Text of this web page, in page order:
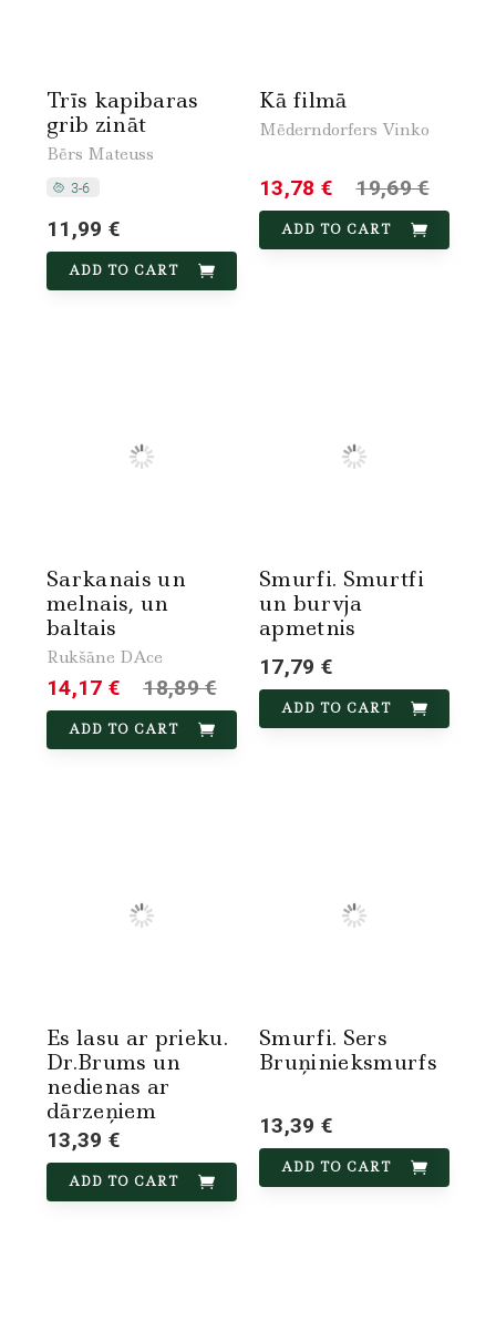
Trīs kapibaras
grib zināt
Bērs Mateuss
11,99 €
ADD TO CART
Kā filmā
Mēderndorfers Vinko
13,78 € 19,69 €
ADD TO CART
Sarkanais un
melnais, un
baltais
Rukšāne DAce
14,17 € 18,89 €
ADD TO CART
Smurfi. Smurtfi
un burvja
apmetnis
17,79 €
ADD TO CART
Es lasu ar prieku.
Dr.Brums un
nedienas ar
dārzeņiem
13,39 €
ADD TO CART
Smurfi. Sers
Bruņinieksmurfs
13,39 €
ADD TO CART